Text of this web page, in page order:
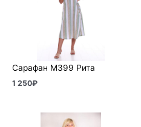
Сарафан М399 Рита
1 250₽